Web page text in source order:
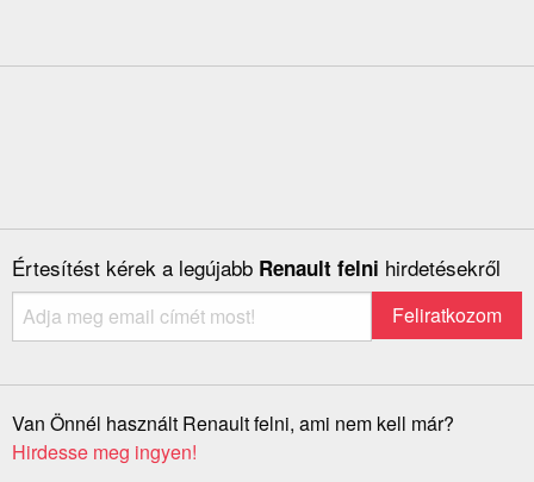
Értesítést kérek a legújabb Renault felni hirdetésekről
Van Önnél használt Renault felni, ami nem kell már?
Hirdesse meg ingyen!